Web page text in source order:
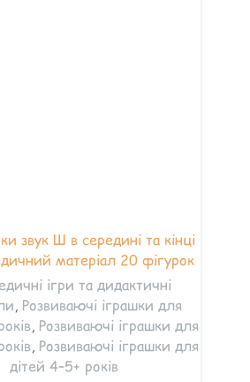
звук Ш в середині та кінці
матеріал 20 фігурок
ігри та дидактичні
, Розвиваючі іграшки для
, Розвиваючі іграшки для
, Розвиваючі іграшки для
дітей 4–5+ років